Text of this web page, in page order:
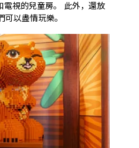
電視的兒童房。 此外，還放
可以盡情玩樂。